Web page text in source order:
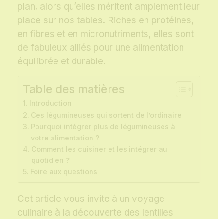
plan, alors qu’elles méritent amplement leur
place sur nos tables. Riches en protéines,
en fibres et en micronutriments, elles sont
de fabuleux alliés pour une alimentation
équilibrée et durable.
Table des matières
Introduction
Ces légumineuses qui sortent de l’ordinaire
Pourquoi intégrer plus de légumineuses à
votre alimentation ?
Comment les cuisiner et les intégrer au
quotidien ?
Foire aux questions
Cet article vous invite à un voyage
culinaire à la découverte des lentilles